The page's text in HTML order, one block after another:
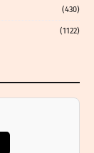
(430)
(1122)